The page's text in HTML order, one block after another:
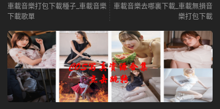
車載音樂打包下載種子_車載音樂
下載歌單
車載音樂去哪裏下載_車載無損音
樂打包下載